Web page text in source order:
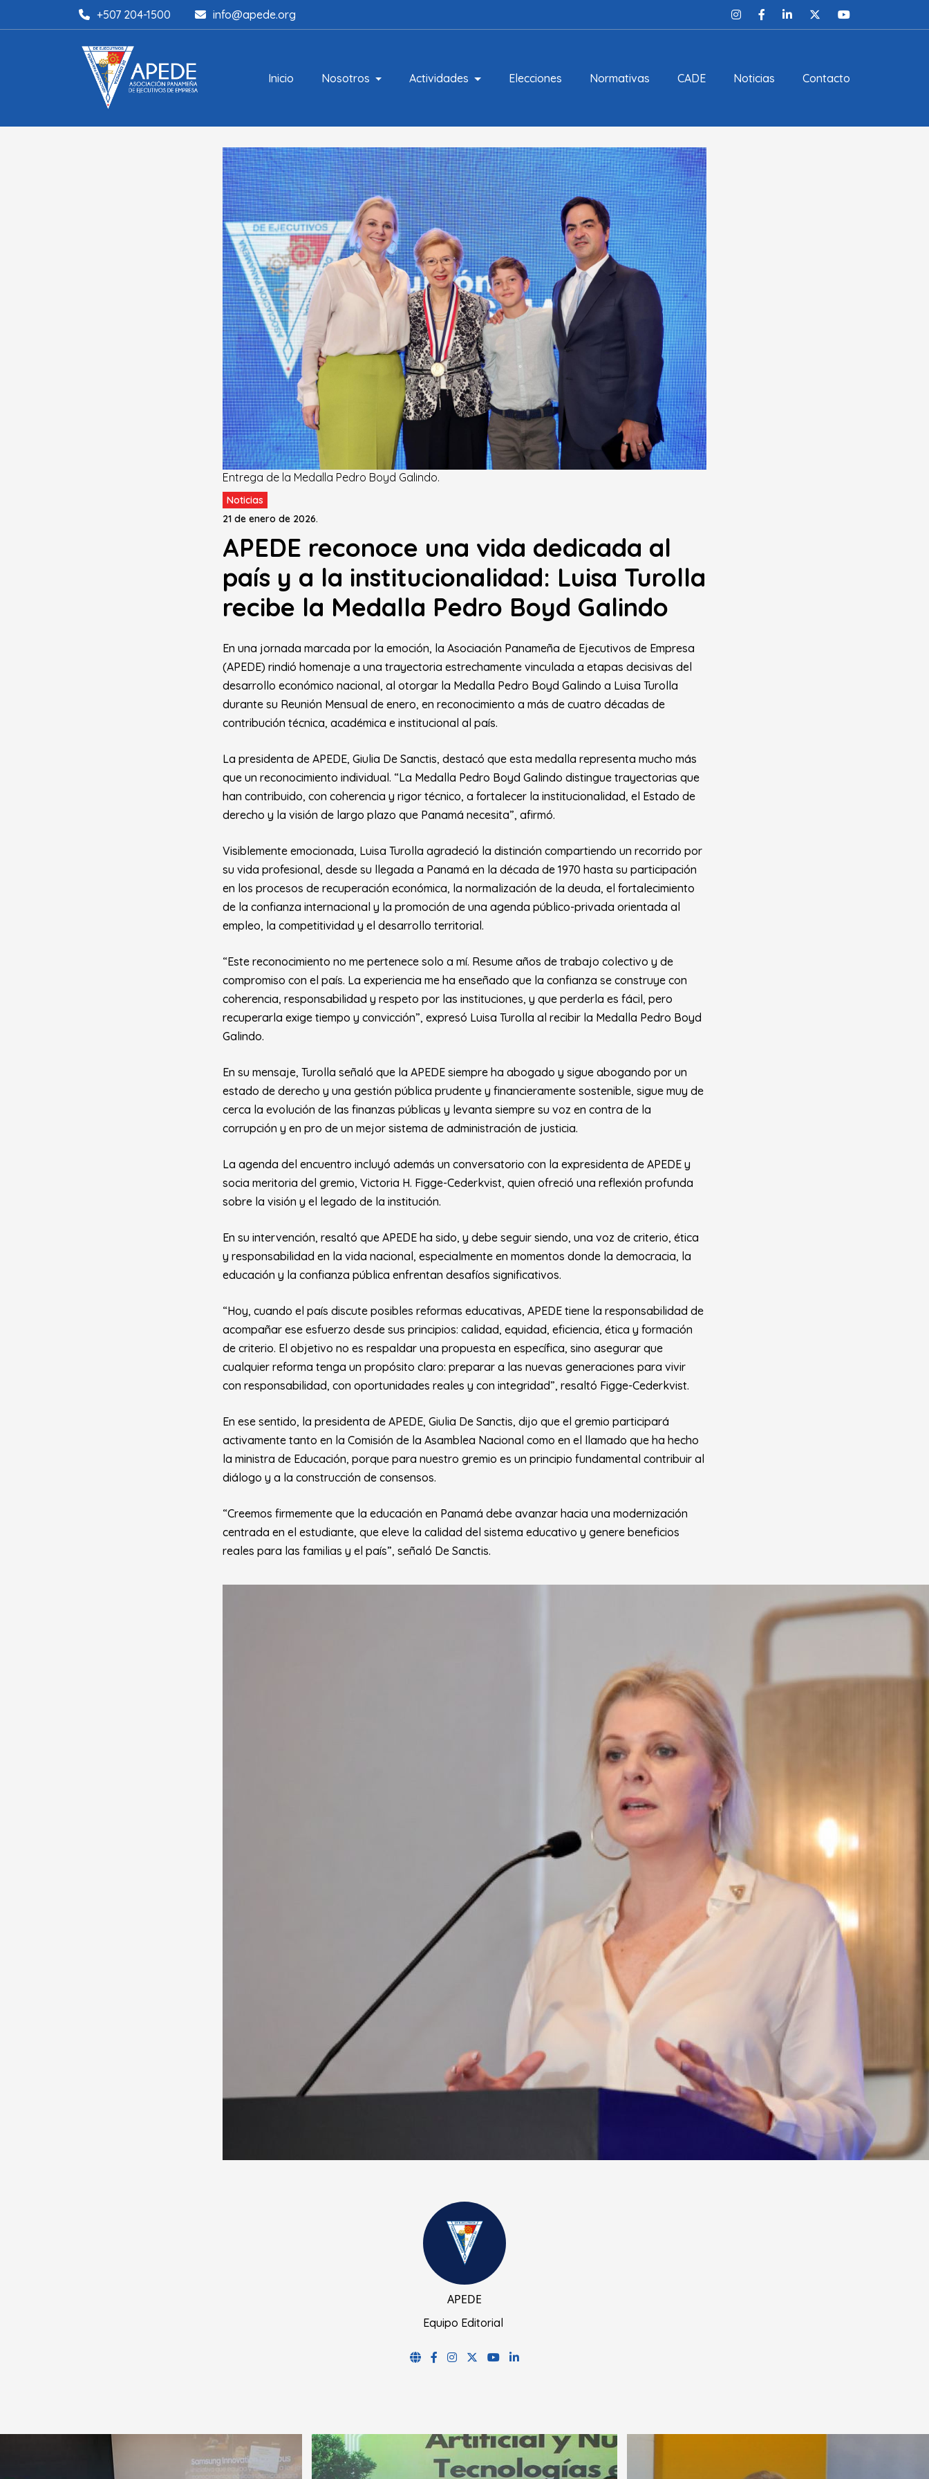
+507 204-1500 info@apede.org
Inicio Nosotros Actividades Elecciones Normativas CADE Noticias Contacto
Entrega de la Medalla Pedro Boyd Galindo.
Noticias
21 de enero de 2026.
APEDE reconoce una vida dedicada al
país y a la institucionalidad: Luisa Turolla
recibe la Medalla Pedro Boyd Galindo
En una jornada marcada por la emoción, la Asociación Panameña de Ejecutivos de Empresa
(APEDE) rindió homenaje a una trayectoria estrechamente vinculada a etapas decisivas del
desarrollo económico nacional, al otorgar la Medalla Pedro Boyd Galindo a Luisa Turolla
durante su Reunión Mensual de enero, en reconocimiento a más de cuatro décadas de
contribución técnica, académica e institucional al país.
La presidenta de APEDE, Giulia De Sanctis, destacó que esta medalla representa mucho más
que un reconocimiento individual. “La Medalla Pedro Boyd Galindo distingue trayectorias que
han contribuido, con coherencia y rigor técnico, a fortalecer la institucionalidad, el Estado de
derecho y la visión de largo plazo que Panamá necesita”, afirmó.
Visiblemente emocionada, Luisa Turolla agradeció la distinción compartiendo un recorrido por
su vida profesional, desde su llegada a Panamá en la década de 1970 hasta su participación
en los procesos de recuperación económica, la normalización de la deuda, el fortalecimiento
de la confianza internacional y la promoción de una agenda público-privada orientada al
empleo, la competitividad y el desarrollo territorial.
“Este reconocimiento no me pertenece solo a mí. Resume años de trabajo colectivo y de
compromiso con el país. La experiencia me ha enseñado que la confianza se construye con
coherencia, responsabilidad y respeto por las instituciones, y que perderla es fácil, pero
recuperarla exige tiempo y convicción”, expresó Luisa Turolla al recibir la Medalla Pedro Boyd
Galindo.
En su mensaje, Turolla señaló que la APEDE siempre ha abogado y sigue abogando por un
estado de derecho y una gestión pública prudente y financieramente sostenible, sigue muy de
cerca la evolución de las finanzas públicas y levanta siempre su voz en contra de la
corrupción y en pro de un mejor sistema de administración de justicia.
La agenda del encuentro incluyó además un conversatorio con la expresidenta de APEDE y
socia meritoria del gremio, Victoria H. Figge-Cederkvist, quien ofreció una reflexión profunda
sobre la visión y el legado de la institución.
En su intervención, resaltó que APEDE ha sido, y debe seguir siendo, una voz de criterio, ética
y responsabilidad en la vida nacional, especialmente en momentos donde la democracia, la
educación y la confianza pública enfrentan desafíos significativos.
“Hoy, cuando el país discute posibles reformas educativas, APEDE tiene la responsabilidad de
acompañar ese esfuerzo desde sus principios: calidad, equidad, eficiencia, ética y formación
de criterio. El objetivo no es respaldar una propuesta en específica, sino asegurar que
cualquier reforma tenga un propósito claro: preparar a las nuevas generaciones para vivir
con responsabilidad, con oportunidades reales y con integridad”, resaltó Figge-Cederkvist.
En ese sentido, la presidenta de APEDE, Giulia De Sanctis, dijo que el gremio participará
activamente tanto en la Comisión de la Asamblea Nacional como en el llamado que ha hecho
la ministra de Educación, porque para nuestro gremio es un principio fundamental contribuir al
diálogo y a la construcción de consensos.
“Creemos firmemente que la educación en Panamá debe avanzar hacia una modernización
centrada en el estudiante, que eleve la calidad del sistema educativo y genere beneficios
reales para las familias y el país”, señaló De Sanctis.
APEDE
Equipo Editorial